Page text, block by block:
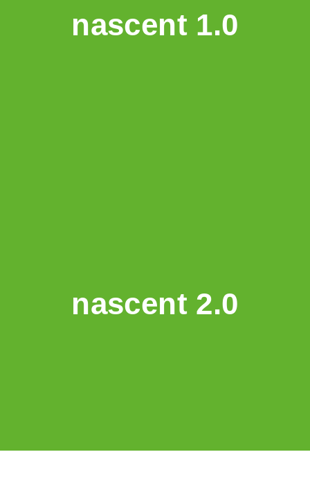
nascent 1.0
nascent 2.0